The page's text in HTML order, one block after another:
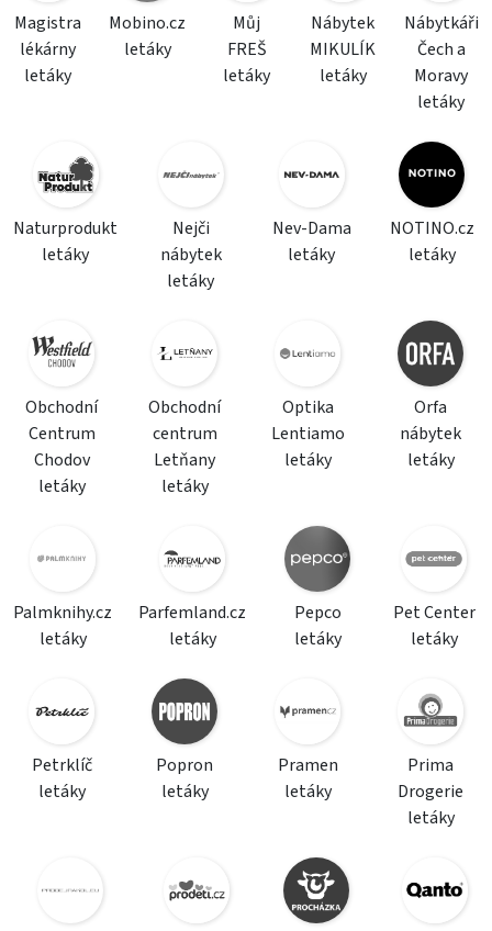
Magistra
lékárny
letáky
Mobino.cz
letáky
Můj
FREŠ
letáky
Nábytek
MIKULÍK
letáky
Nábytkáři
Čech a
Moravy
letáky
Naturprodukt
letáky
Nejči
nábytek
letáky
Nev-Dama
letáky
NOTINO.cz
letáky
Obchodní
Centrum
Chodov
letáky
Obchodní
centrum
Letňany
letáky
Optika
Lentiamo
letáky
Orfa
nábytek
letáky
Palmknihy.cz
letáky
Parfemland.cz
letáky
Pepco
letáky
Pet Center
letáky
Petrklíč
letáky
Popron
letáky
Pramen
letáky
Prima
Drogerie
letáky